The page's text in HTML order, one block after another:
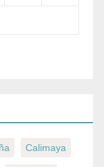
Calimaya